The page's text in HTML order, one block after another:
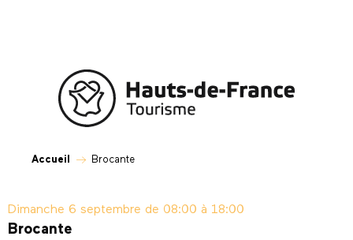
Accueil Brocante
Dimanche 6 septembre de 08:00 à 18:00
Brocante